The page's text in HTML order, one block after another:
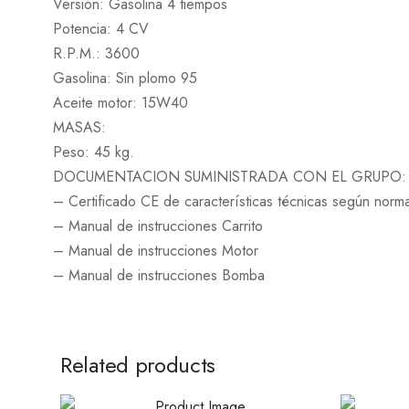
Potencia: 4 CV
R.P.M.: 3600
Gasolina: Sin plomo 95
Aceite motor: 15W40
MASAS:
Peso: 45 kg.
DOCUMENTACION SUMINISTRADA CON EL GRUPO:
– Certificado CE de características técnicas según
– Manual de instrucciones Carrito
– Manual de instrucciones Motor
– Manual de instrucciones Bomba
Related products